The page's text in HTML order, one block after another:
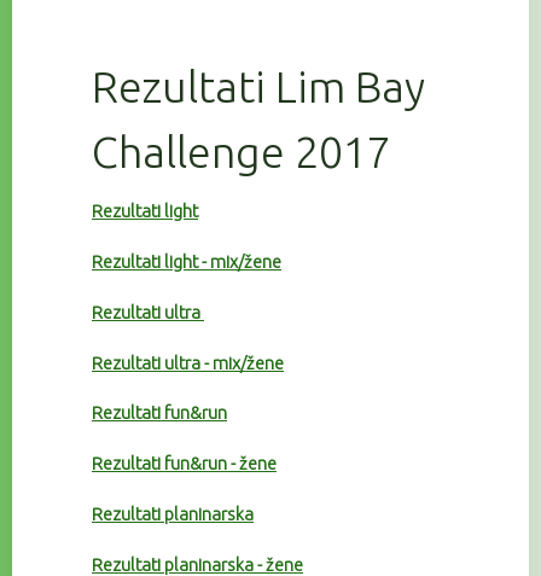
Rezultati Lim Bay
Challenge 2017
Rezultati light
Rezultati light - mix/žene
Rezultati ultra
Rezultati ultra - mix/žene
Rezultati fun&run
Rezultati fun&run - žene
Rezultati planinarska
Rezultati planinarska - žene